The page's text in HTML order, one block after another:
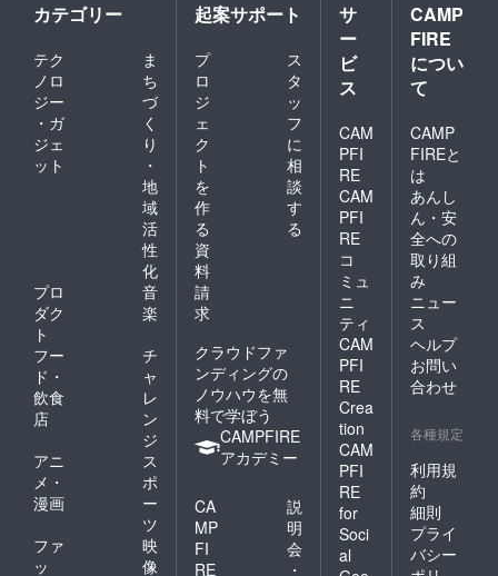
カテゴリー
テク
ノロ
ジー
・ガ
ジェ
ット
ま
ち
づ
く
り
・
地
域
活
性
化
プロ
ダク
ト
音
楽
フー
ド・
飲食
店
チ
ャ
レ
ン
ジ
アニ
メ・
漫画
ス
ポ
ー
ツ
ファ
ッ
映
像
起案サポート
プ
ロ
ジ
ェ
ク
ト
を
作
る
ス
タ
ッ
フ
に
相
談
す
る
資
料
請
求
クラウドファ
ンディングの
ノウハウを無
料で学ぼう
CAMPFIRE
アカデミー
CA
MP
FI
RE
説
明
会
・
サ
ー
ビ
ス
CAM
PFI
RE
CAM
PFI
RE
コ
ミュ
ニ
ティ
CAM
PFI
RE
Crea
tion
CAM
PFI
RE
for
Soci
al
CAMP
FIRE
につい
て
CAMP
FIREと
は
あんし
ん・安
全への
取り組
み
ニュー
ス
ヘルプ
お問い
合わせ
各種規定
利用規
約
細則
プライ
バシー